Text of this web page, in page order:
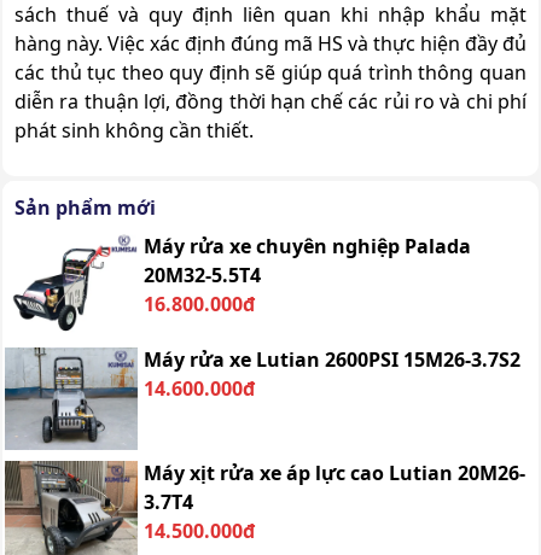
sách thuế và quy định liên quan khi nhập khẩu mặt
hàng này. Việc xác định đúng mã HS và thực hiện đầy đủ
các thủ tục theo quy định sẽ giúp quá trình thông quan
diễn ra thuận lợi, đồng thời hạn chế các rủi ro và chi phí
phát sinh không cần thiết.
Sản phẩm mới
Máy rửa xe chuyên nghiệp Palada
20M32-5.5T4
16.800.000đ
Máy rửa xe Lutian 2600PSI 15M26-3.7S2
14.600.000đ
Máy xịt rửa xe áp lực cao Lutian 20M26-
3.7T4
14.500.000đ